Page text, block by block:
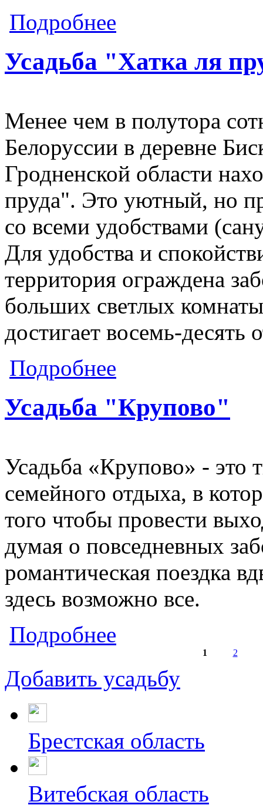
Подробнее
Усадьба "Хатка ля
Менее чем в полутора
Белоруссии в деревне
Гродненской области
пруда". Это уютный, но
со всеми удобствами
Для удобства и
территория ограждена
больших светлых
достигает восемь-
Подробнее
Усадьба "Крупово"
Усадьба «Крупово» - это
семейного отдыха, в
того чтобы провести
думая о повседневных
романтическая поездка
здесь возможно все.
Подробнее
Страницы
1 2
Добавить усадьбу
Брестская область
Витебская область